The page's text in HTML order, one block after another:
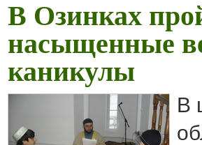
В Озинках
насыщенные
каникулы
В